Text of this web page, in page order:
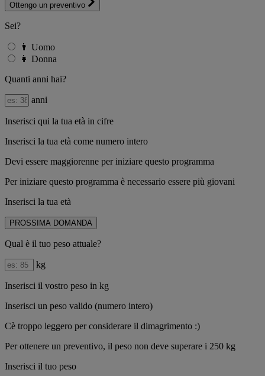
Ottengo un preventivo
Sei?
👨 Uomo
👩 Donna
Quanti anni hai?
anni
Inserisci qui la tua età in cifre
Inserisci la tua età come numero intero
Devi essere maggiorenne per iniziare questo programma
Per iniziare questo programma è necessario essere più giovani
Inserisci la tua età
PROSSIMA DOMANDA
Qual è il tuo peso attuale?
kg
Inserisci il vostro peso in kg
Inserisci un peso valido (numero intero)
Cè troppo leggero per considerare il dimagrimento :)
Per ottenere un preventivo, il peso non deve superare i 250 kg
Inserisci il tuo peso